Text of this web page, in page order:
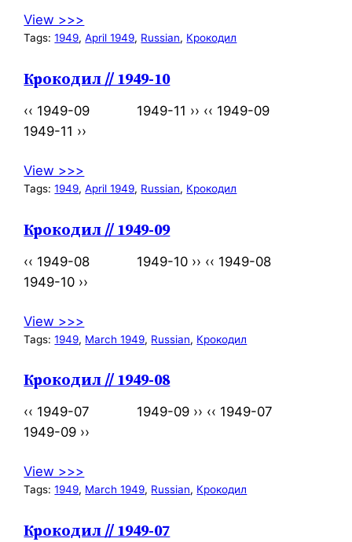
View >>>
Tags:1949, April 1949, Russian, Крокодил
Крокодил // 1949-10
‹‹ 1949-09 1949-11 ›› ‹‹ 1949-09
1949-11 ››
View >>>
Tags:1949, April 1949, Russian, Крокодил
Крокодил // 1949-09
‹‹ 1949-08 1949-10 ›› ‹‹ 1949-08
1949-10 ››
View >>>
Tags:1949, March 1949, Russian, Крокодил
Крокодил // 1949-08
‹‹ 1949-07 1949-09 ›› ‹‹ 1949-07
1949-09 ››
View >>>
Tags:1949, March 1949, Russian, Крокодил
Крокодил // 1949-07